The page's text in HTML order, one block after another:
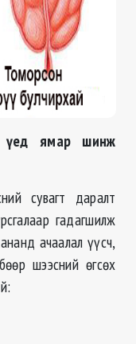
үед ямар шинж
сувагт даралт
гадагшилж
ачаалал үүсч,
шээсний өгсөх